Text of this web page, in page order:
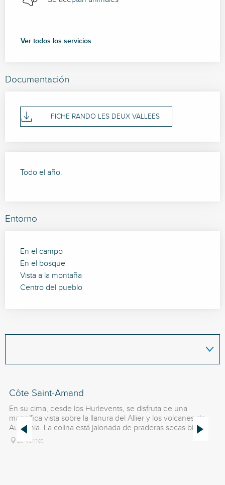
Ver todos los servicios
Documentación
FICHE RANDO LES DEUX VALLEES
Todo el año.
Entorno
En el campo
En el bosque
Vista a la montaña
Centro del pueblo
Côte Saint-Amand
En su cima, desde los Hurlevents, se disfruta de una
magnífica vista sobre la llanura del Allier y los volcanes de
Auvernia. La colina está jalonada de praderas secas bien...
Le Vernet